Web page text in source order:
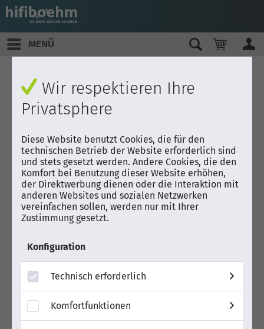
MENÜ
Wir respektieren Ihre
Privatsphere
Diese Website benutzt Cookies, die für den
technischen Betrieb der Website erforderlich sind
und stets gesetzt werden. Andere Cookies, die den
Komfort bei Benutzung dieser Website erhöhen,
der Direktwerbung dienen oder die Interaktion mit
anderen Websites und sozialen Netzwerken
vereinfachen sollen, werden nur mit Ihrer
Zustimmung gesetzt.
Konfiguration
Technisch erforderlich
Komfortfunktionen